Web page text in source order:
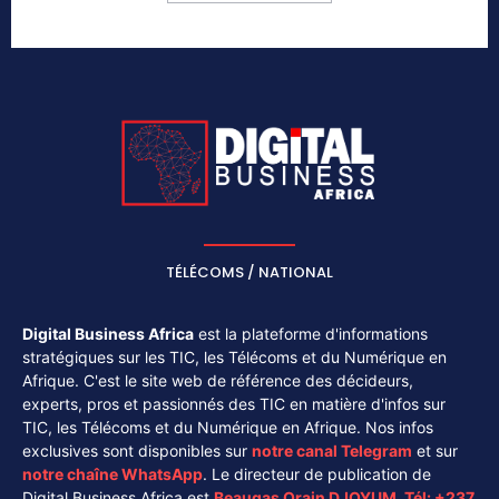
TÉLÉCOMS / NATIONAL
Digital Business Africa est la plateforme d'informations
stratégiques sur les TIC, les Télécoms et du Numérique en
Afrique. C'est le site web de référence des décideurs,
experts, pros et passionnés des TIC en matière d'infos sur
TIC, les Télécoms et du Numérique en Afrique. Nos infos
exclusives sont disponibles sur notre canal Telegram et sur
notre chaîneWhatsApp. Le directeur de publication de